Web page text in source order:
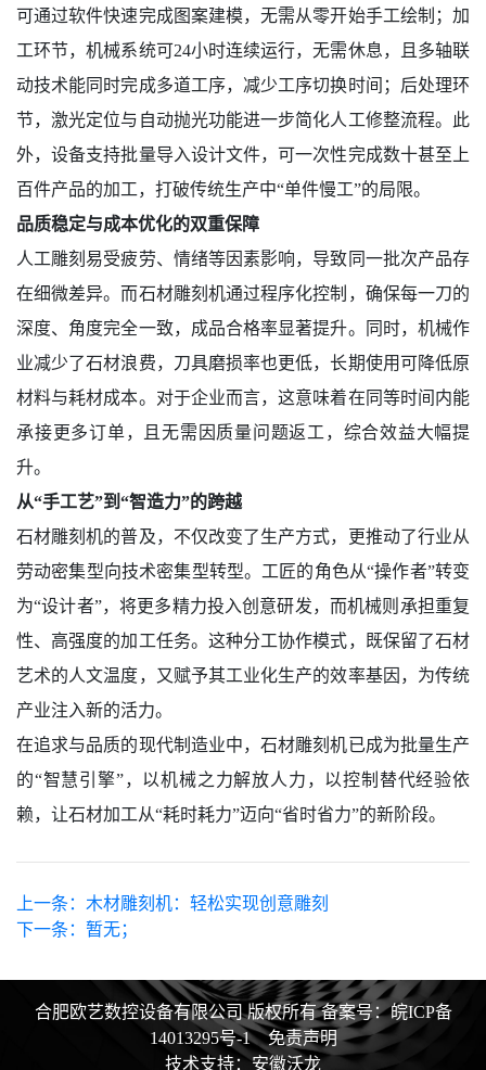
可通过软件快速完成图案建模，无需从零开始手工绘制；加
工环节，机械系统可24小时连续运行，无需休息，且多轴联
动技术能同时完成多道工序，减少工序切换时间；后处理环
节，激光定位与自动抛光功能进一步简化人工修整流程。此
外，设备支持批量导入设计文件，可一次性完成数十甚至上
百件产品的加工，打破传统生产中“单件慢工”的局限。
品质稳定与成本优化的双重保障
人工雕刻易受疲劳、情绪等因素影响，导致同一批次产品存
在细微差异。而石材雕刻机通过程序化控制，确保每一刀的
深度、角度完全一致，成品合格率显著提升。同时，机械作
业减少了石材浪费，刀具磨损率也更低，长期使用可降低原
材料与耗材成本。对于企业而言，这意味着在同等时间内能
承接更多订单，且无需因质量问题返工，综合效益大幅提
升。
从“手工艺”到“智造力”的跨越
石材雕刻机的普及，不仅改变了生产方式，更推动了行业从
劳动密集型向技术密集型转型。工匠的角色从“操作者”转变
为“设计者”，将更多精力投入创意研发，而机械则承担重复
性、高强度的加工任务。这种分工协作模式，既保留了石材
艺术的人文温度，又赋予其工业化生产的效率基因，为传统
产业注入新的活力。
在追求与品质的现代制造业中，石材雕刻机已成为批量生产
的“智慧引擎”，以机械之力解放人力，以控制替代经验依
赖，让石材加工从“耗时耗力”迈向“省时省力”的新阶段。
上一条： 木材雕刻机：轻松实现创意雕刻
下一条： 暂无；
合肥欧艺数控设备有限公司 版权所有备案号：皖ICP备
14013295号-1免责声明
技术支持：安徽沃龙